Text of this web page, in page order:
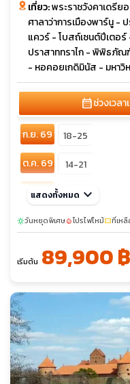
เที่ยว:พระราชวังคาเดรี
ศาลาว่าการเมืองพาร์นู -
แควร์ - โบสถ์เซนต์ปีเตอร์
ปราสาททราไก - พิพิธภั
- หอคอยเกดิมินัส - มหาวิ
calendar_monthช่วงเวลา
ก.ย. 69
18-25
ต.ค. 69
14-21
ธ.ค. 69
26-02
ก.พ. 70
06-13
มี.ค. 70
20-27
พ.ค. 70
29-05
แสดงทั้งหมด keyboard_arrow_down
sunnyวันหยุดพิเศษlocal_fire_departmentโปรไฟไหม้confirmation_numberที่เห
เริ่มต้น 89,900 ฿